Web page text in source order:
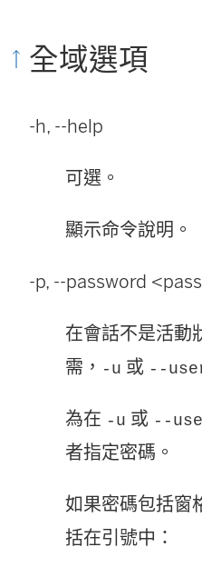
全域選項
-h, --help
可選。
顯示命令說明。
-p, --password
在會話不是活動
需， -u 或 --
為在 -u 或 --
者指定密碼。
如果密碼包括窗
括在引號中：